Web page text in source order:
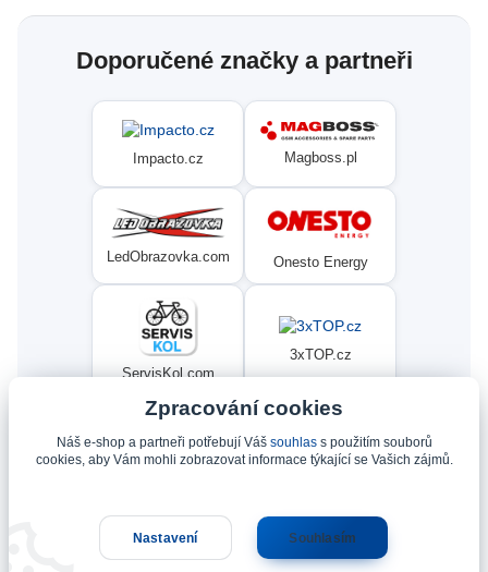
Doporučené značky a partneři
Impacto.cz Magboss.pl
LedObrazovka.com Onesto Energy
ServisKol.com
3xTOP.cz
Condat Ninex.cz
Zpracování cookies
Náš e-shop a partneři potřebují Váš souhlass použitím souborů
cookies, aby Vám mohli zobrazovat informace týkající se Vašich zájmů.
Nastavení Souhlasím